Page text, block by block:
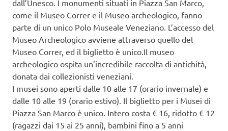
dall’Unesco. I monumenti situati in Piazza San Marco,
come il Museo Correr e il Museo archeologico, fanno
parte di un unico Polo Museale Veneziano. L’accesso del
Museo Archeologico avviene attraverso quello del
Museo Correr, ed il biglietto è unico.Il museo
archeologico ospita un’incredibile raccolta di antichità,
donata dai collezionisti veneziani.
I musei sono aperti dalle 10 alle 17 (orario invernale) e
dalle 10 alle 19 (orario estivo). Il biglietto per i Musei di
Piazza San Marco è unico. Intero costa € 16, ridotto € 12
(ragazzi dai 15 ai 25 anni), bambini fino a 5 anni